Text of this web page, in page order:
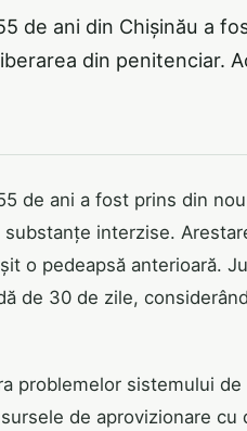
de ani din Chișinău a
din penitenciar.
de ani a fost prins din
interzise.
o pedeapsă anterioară.
de 30 de zile,
problemelor sistemului
de aprovizionare